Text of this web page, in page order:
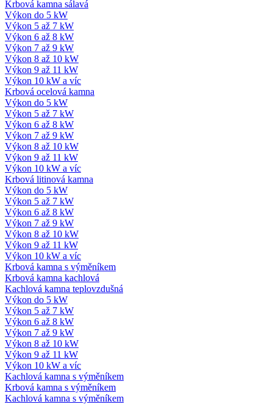
Krbová kamna sálavá
Výkon do 5 kW
Výkon 5 až 7 kW
Výkon 6 až 8 kW
Výkon 7 až 9 kW
Výkon 8 až 10 kW
Výkon 9 až 11 kW
Výkon 10 kW a víc
Krbová ocelová kamna
Výkon do 5 kW
Výkon 5 až 7 kW
Výkon 6 až 8 kW
Výkon 7 až 9 kW
Výkon 8 až 10 kW
Výkon 9 až 11 kW
Výkon 10 kW a víc
Krbová litinová kamna
Výkon do 5 kW
Výkon 5 až 7 kW
Výkon 6 až 8 kW
Výkon 7 až 9 kW
Výkon 8 až 10 kW
Výkon 9 až 11 kW
Výkon 10 kW a víc
Krbová kamna s výměníkem
Krbová kamna kachlová
Kachlová kamna teplovzdušná
Výkon do 5 kW
Výkon 5 až 7 kW
Výkon 6 až 8 kW
Výkon 7 až 9 kW
Výkon 8 až 10 kW
Výkon 9 až 11 kW
Výkon 10 kW a víc
Kachlová kamna s výměníkem
Krbová kamna s výměníkem
Kachlová kamna s výměníkem